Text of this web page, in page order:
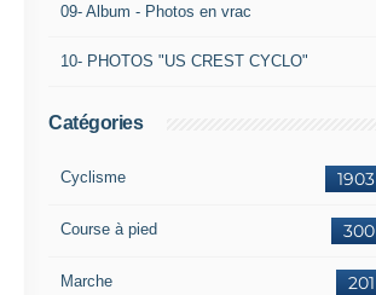
09- Album - Photos en vrac
10- PHOTOS "US CREST CYCLO"
Catégories
1903
Cyclisme
300
Course à pied
201
Marche